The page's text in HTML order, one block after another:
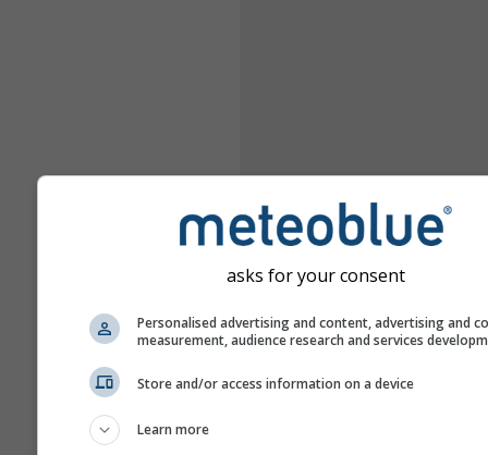
asks for your consent
Personalised advertising and content, advertising and
measurement, audience research and services
Store and/or access information on a device
Learn more